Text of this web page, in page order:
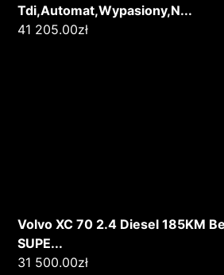
Tdi,Automat,Wypasiony,N...
41 205.00zł
Volvo XC 70 2.4 Diesel 185KM
SUPE...
31 500.00zł